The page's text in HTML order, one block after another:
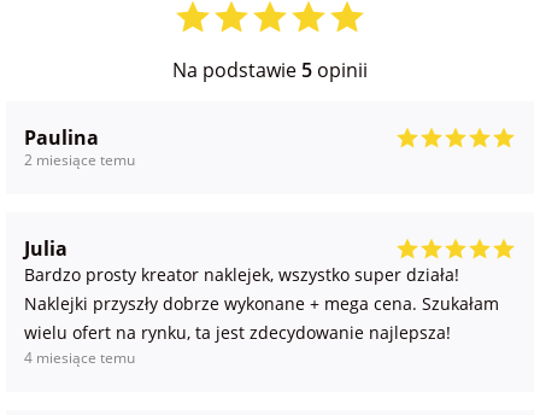
Na podstawie 5 opinii
Paulina
2 miesiące temu
Julia
Bardzo prosty kreator naklejek, wszystko super działa!
Naklejki przyszły dobrze wykonane + mega cena. Szukałam
wielu ofert na rynku, ta jest zdecydowanie najlepsza!
4 miesiące temu